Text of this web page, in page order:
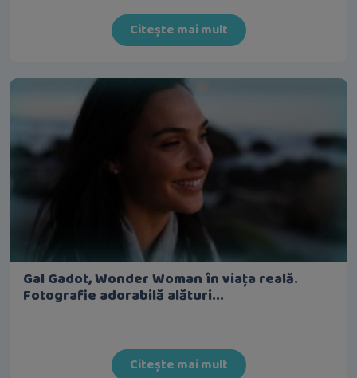
Citește mai mult
Gal Gadot, Wonder Woman în viața reală.
Fotografie adorabilă alături...
Citește mai mult